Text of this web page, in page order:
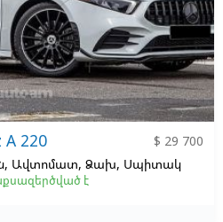
A 220
$ 29 700
Ավտոմատ, Ձախ, Սպիտակ
է